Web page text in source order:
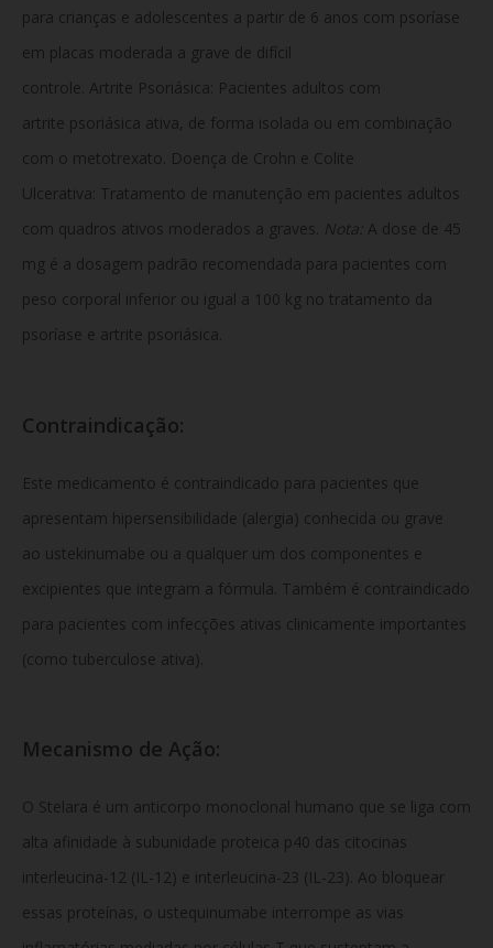
para crianças e adolescentes a partir de 6 anos com psoríase
em placas moderada a grave de difícil
controle. Artrite Psoriásica: Pacientes adultos com
artrite psoriásica ativa, de forma isolada ou em combinação
com o metotrexato. Doença de Crohn e Colite
Ulcerativa: Tratamento de manutenção em pacientes adultos
com quadros ativos moderados a graves. Nota: A dose de 45
mg é a dosagem padrão recomendada para pacientes com
peso corporal inferior ou igual a 100 kg no tratamento da
psoríase e artrite psoriásica.
Contraindicação:
Este medicamento é contraindicado para pacientes que
apresentam hipersensibilidade (alergia) conhecida ou grave
ao ustekinumabe ou a qualquer um dos componentes e
excipientes que integram a fórmula. Também é contraindicado
para pacientes com infecções ativas clinicamente importantes
(como tuberculose ativa).
Mecanismo de Ação:
O Stelara é um anticorpo monoclonal humano que se liga com
alta afinidade à subunidade proteica p40 das citocinas
interleucina-12 (IL-12) e interleucina-23 (IL-23). Ao bloquear
essas proteínas, o ustequinumabe interrompe as vias